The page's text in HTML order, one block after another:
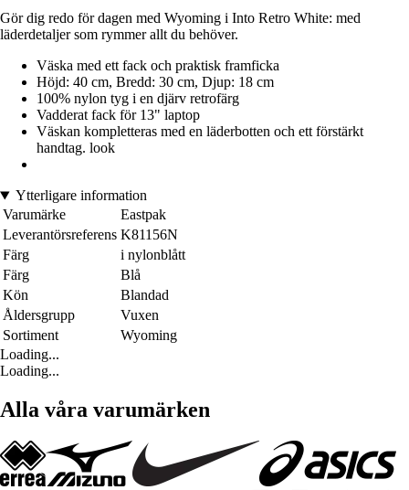
Gör dig redo för dagen med Wyoming i Into Retro White: med
läderdetaljer som rymmer allt du behöver.
Väska med ett fack och praktisk framficka
Höjd: 40 cm, Bredd: 30 cm, Djup: 18 cm
100% nylon tyg i en djärv retrofärg
Vadderat fack för 13" laptop
Väskan kompletteras med en läderbotten och ett förstärkt
handtag. look
Ytterligare information
Varumärke
Eastpak
Leverantörsreferens K81156N
Färg
i nylonblått
Färg
Blå
Kön
Blandad
Åldersgrupp
Vuxen
Sortiment
Wyoming
Loading...
Loading...
Alla våra varumärken